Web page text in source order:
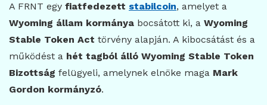
A FRNT egy fiatfedezett stabilcoin, amelyet a
Wyoming állam kormánya bocsátott ki, a Wyoming
Stable Token Act törvény alapján. A kibocsátást és a
működést a hét tagból álló Wyoming Stable Token
Bizottság felügyeli, amelynek elnöke maga Mark
Gordon kormányzó.